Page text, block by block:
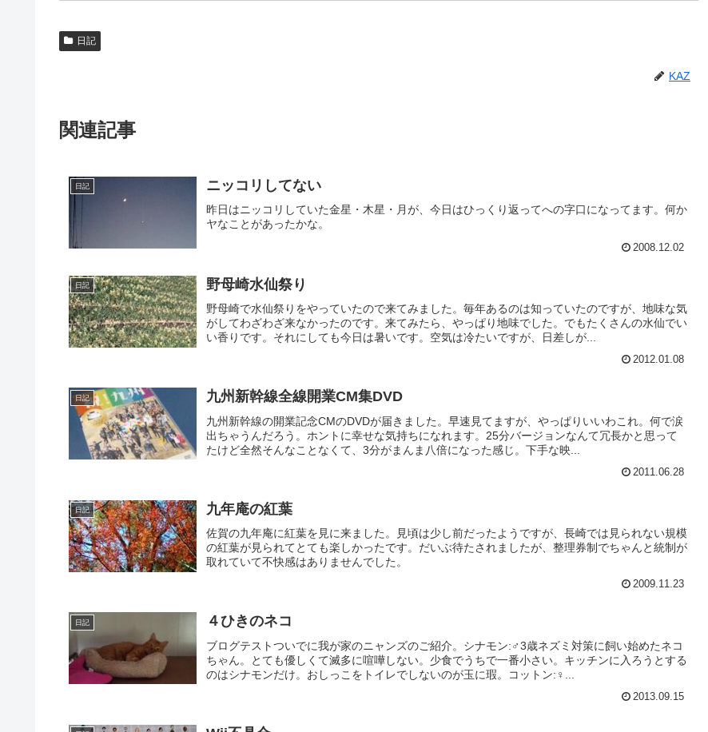
日記
KAZ
関連記事
日記 ニッコリしてない
昨日はニッコリしていた金星・木星・月が、今日はひっくり返ってへの字口になってます。何か
ヤなことがあったかな。
2008.12.02
日記 野母崎水仙祭り
野母崎で水仙祭りをやっていたので来てみました。毎年あるのは知っていたのですが、地味な気
がしてわざわざ来なかったのです。来てみたら、やっぱり地味でした。でもたくさんの水仙でい
い香りです。それにしても今日は暑いです。空気は冷たいですが、日差しが...
2012.01.08
日記 九州新幹線全線開業CM集DVD
九州新幹線の開業記念CMのDVDが届きました。早速見てますが、やっぱりいいわこれ。何で涙
出ちゃうんだろう。ホントに幸せな気持ちになれます。25分バージョンなんて冗長かと思って
たけど全然そんなことなくて、3分がまんま八倍になった感じ。下手な映...
2011.06.28
日記 九年庵の紅葉
佐賀の九年庵に紅葉を見に来ました。見頃は少し前だったようですが、長崎では見られない規模
の紅葉が見られてとても楽しかったです。だいぶ待たされましたが、整理券制でちゃんと統制が
取れていて不快感はありませんでした。
2009.11.23
日記 ４ひきのネコ
ブログテストついでに我が家のニャンズのご紹介。シナモン:♂3歳ネズミ対策に飼い始めたネコ
ちゃん。とても優しくて滅多に喧嘩しない。少食でうちで一番小さい。キッチンに入ろうとする
のはシナモンだけ。おしっこをトイレでしないのが玉に瑕。コットン:♀...
2013.09.15